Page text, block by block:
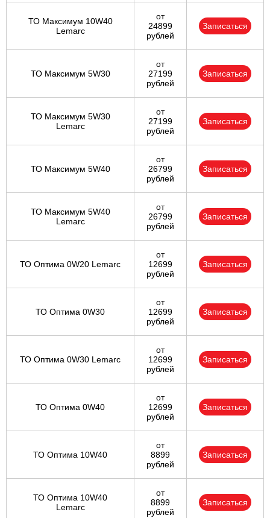
ТО Максимум 10W40
Lemarc
от
24899
рублей
Записаться
ТО Максимум 5W30
от
27199
рублей
Записаться
ТО Максимум 5W30
Lemarc
от
27199
рублей
Записаться
ТО Максимум 5W40
от
26799
рублей
Записаться
ТО Максимум 5W40
Lemarc
от
26799
рублей
Записаться
ТО Оптима 0W20 Lemarc
от
12699
рублей
Записаться
ТО Оптима 0W30
от
12699
рублей
Записаться
ТО Оптима 0W30 Lemarc
от
12699
рублей
Записаться
ТО Оптима 0W40
от
12699
рублей
Записаться
ТО Оптима 10W40
от
8899
рублей
Записаться
ТО Оптима 10W40
Lemarc
от
8899
рублей
Записаться